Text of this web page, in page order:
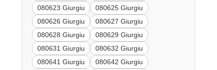
080623 Giurgiu
080625 Giurgiu
080626 Giurgiu
080627 Giurgiu
080628 Giurgiu
080629 Giurgiu
080631 Giurgiu
080632 Giurgiu
080641 Giurgiu
080642 Giurgiu